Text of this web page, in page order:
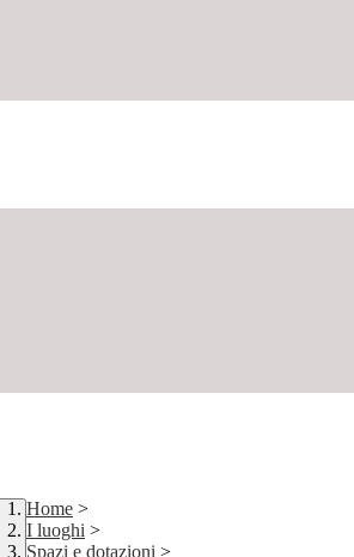
Home >
I luoghi >
Spazi e dotazioni >